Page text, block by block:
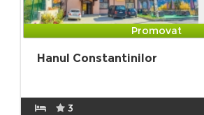
Promovat
Hanul Constantinilor
3